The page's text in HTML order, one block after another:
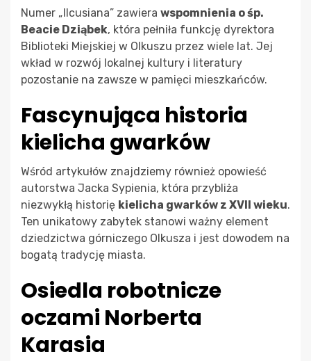
Numer „Ilcusiana” zawiera wspomnienia o śp.
Beacie Dziąbek, która pełniła funkcję dyrektora
Biblioteki Miejskiej w Olkuszu przez wiele lat. Jej
wkład w rozwój lokalnej kultury i literatury
pozostanie na zawsze w pamięci mieszkańców.
Fascynująca historia
kielicha gwarków
Wśród artykułów znajdziemy również opowieść
autorstwa Jacka Sypienia, która przybliża
niezwykłą historię kielicha gwarków z XVII wieku.
Ten unikatowy zabytek stanowi ważny element
dziedzictwa górniczego Olkusza i jest dowodem na
bogatą tradycję miasta.
Osiedla robotnicze
oczami Norberta
Karasia